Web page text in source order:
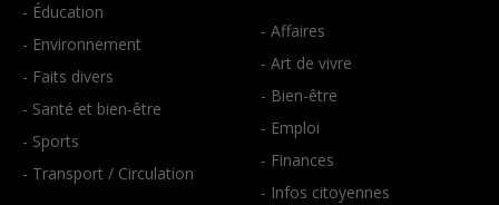
- Éducation
- Environnement
- Faits divers
- Santé et bien-être
- Sports
- Transport / Circulation
- Affaires
- Art de vivre
- Bien-être
- Emploi
- Finances
- Infos citoyennes